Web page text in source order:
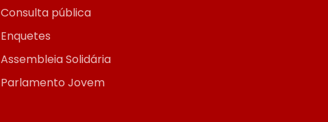
Consulta pública
Enquetes
Assembleia Solidária
Parlamento Jovem